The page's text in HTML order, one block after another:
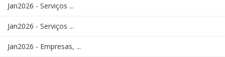
Jan2026 - Serviços ...
Jan2026 - Serviços ...
Jan2026 - Empresas, ...